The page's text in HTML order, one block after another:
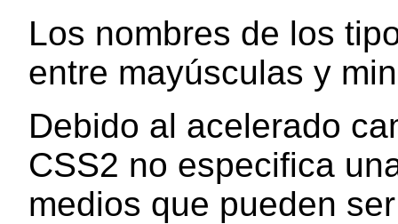
Los nombres de los
entre mayúsculas y
Debido al acelerado
CSS2 no especifica
medios que pueden